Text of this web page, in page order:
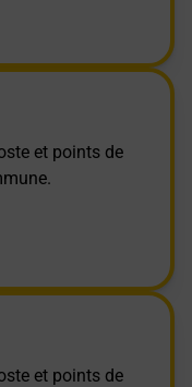
et points de
et points de